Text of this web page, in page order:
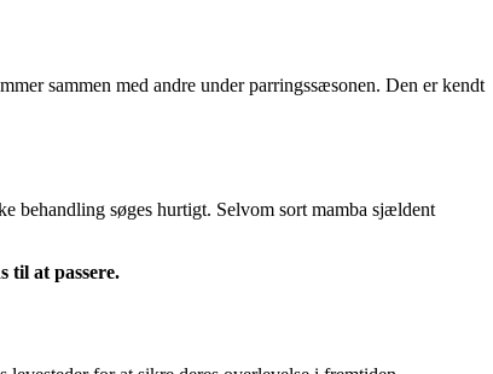
sammen med andre under parringssæsonen. Den er kendt
behandling søges hurtigt. Selvom sort mamba sjældent
til at passere.